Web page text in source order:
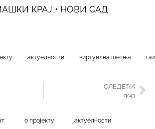
КРАЈ • НОВИ САД
актуелности виртуелна шетња
СЛЕДЕЋИ
qr43
о пројекту актуелности